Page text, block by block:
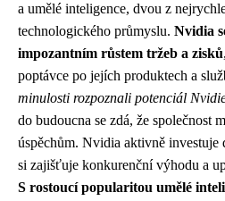
a umělé inteligence, dvou z
technologického průmyslu. Nvidia
impozantním růstem tržeb a zisků
poptávce po jejích produktech a
minulosti rozpoznali potenciál
do budoucna se zdá, že společnost
úspěchům. Nvidia aktivně
si zajišťuje konkurenční výhodu a
S rostoucí popularitou umělé